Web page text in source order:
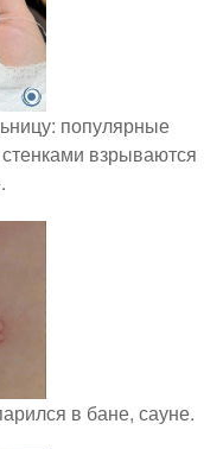
популярные
взрываются
в бане, сауне.